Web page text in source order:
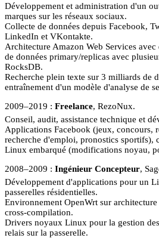
Développement et administration d'un
marques sur les réseaux sociaux.
Collecte de données depuis Facebook,
LinkedIn et VKontakte.
Architecture Amazon Web Services
de données primary/replicas avec
RocksDB.
Recherche plein texte sur 3 milliards de
entraînement d'un modèle d'analyse de
2009–2019
Freelance, RezoNux.
Conseil, audit, assistance technique et
Applications Facebook (jeux, concours,
recherche d'emploi, pronostics sportifs),
Linux embarqué (modifications noyau,
2008–2009
Ingénieur Concepteur,
Développement d'applications pour un
passerelles résidentielles.
Environnement OpenWrt sur
cross-compilation.
Drivers noyaux Linux pour la gestion
relais sur la passerelle.